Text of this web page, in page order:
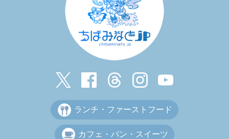
ランチ・ファーストフード
カフェ・パン・スイーツ